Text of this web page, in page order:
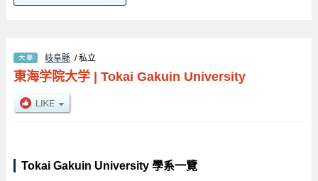
岐阜縣 / 私立
東海学院大学| Tokai Gakuin University
Tokai Gakuin University 學系一覽